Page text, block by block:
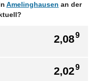
Amelinghausen an der
2,089
2,029